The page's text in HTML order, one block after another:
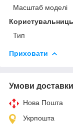
Масштаб моделі
Тип
Приховати
Умови доставки
Нова Пошта
Укрпошта